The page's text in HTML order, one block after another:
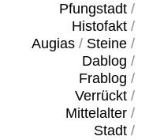
Pfungstadt/
Histofakt/
Augias/ Steine/
Dablog /
Frablog /
Verrückt/
Mittelalter/
Stadt/